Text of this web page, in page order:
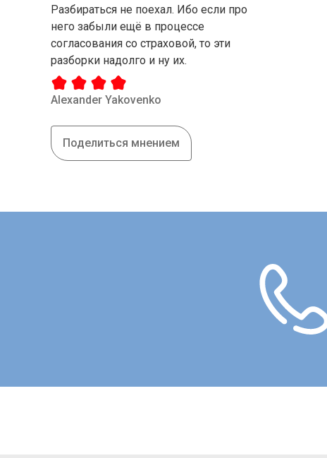
Разбираться не поехал. Ибо если про
него забыли ещё в процессе
согласования со страховой, то эти
разборки надолго и ну их.
Alexander Yakovenko
Поделиться мнением